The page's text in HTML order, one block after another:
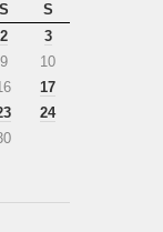
S
S
2
3
9
10
17
24